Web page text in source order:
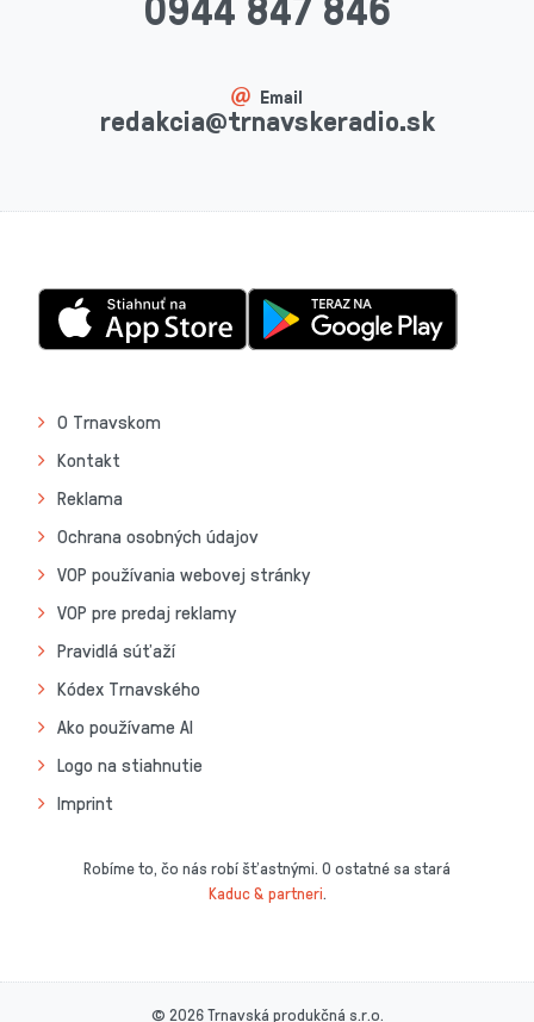
Email
redakcia@trnavskeradio.sk
O Trnavskom
Kontakt
Reklama
Ochrana osobných údajov
VOP používania webovej stránky
VOP pre predaj reklamy
Pravidlá súťaží
Kódex Trnavského
Ako používame AI
Logo na stiahnutie
Imprint
Robíme to, čo nás robí šťastnými. O ostatné sa stará
Kaduc & partneri.
© 2026 Trnavská produkčná s.r.o.